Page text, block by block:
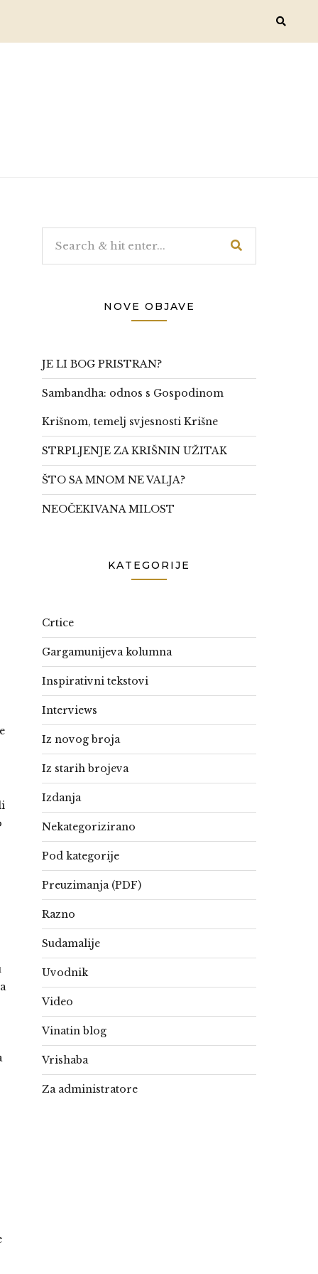
NOVE OBJAVE
JE LI BOG PRISTRAN?
Sambandha: odnos s Gospodinom
Krišnom, temelj svjesnosti Krišne
STRPLJENJE ZA KRIŠNIN UŽITAK
ŠTO SA MNOM NE VALJA?
NEOČEKIVANA MILOST
KATEGORIJE
Crtice
Gargamunijeva kolumna
Inspirativni tekstovi
Interviews
Iz novog broja
Iz starih brojeva
Izdanja
Nekategorizirano
Pod kategorije
Preuzimanja (PDF)
Razno
Sudamalije
Uvodnik
Video
Vinatin blog
Vrishaba
Za administratore